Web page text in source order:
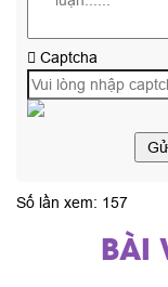
Captcha
Số lần xem: 157
BÀI